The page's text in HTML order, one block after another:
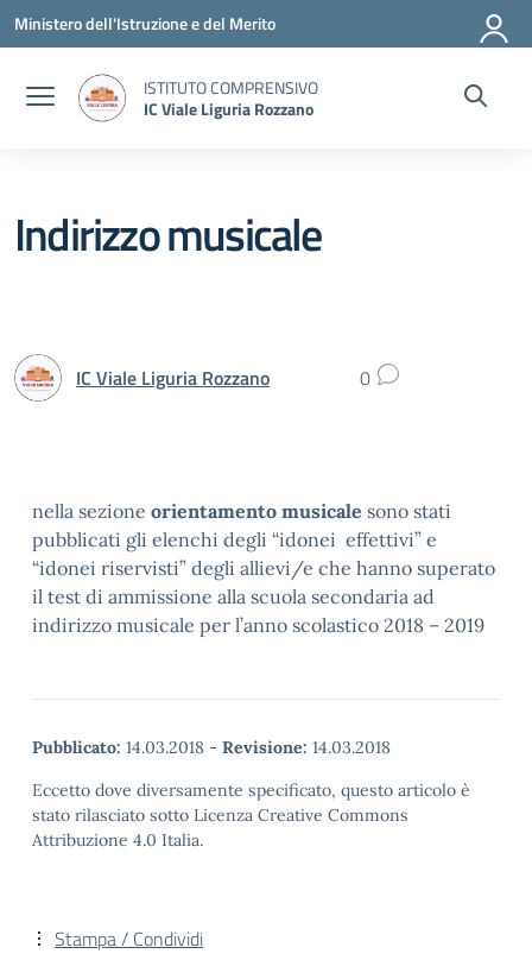
Vai ai contenuti
Vai al menu di navigazione
Vai al footer
Ministero dell'Istruzione e del Merito
ISTITUTO COMPRENSIVO
IC Viale Liguria Rozzano
Indirizzo musicale
IC Viale Liguria Rozzano 0
nella sezione orientamento musicale sono stati
pubblicati gli elenchi degli “idonei effettivi” e
“idonei riservisti” degli allievi/e che hanno superato
il test di ammissione alla scuola secondaria ad
indirizzo musicale per l’anno scolastico 2018 – 2019
Pubblicato: 14.03.2018 - Revisione: 14.03.2018
Eccetto dove diversamente specificato, questo articolo è
stato rilasciato sotto Licenza Creative Commons
Attribuzione 4.0 Italia.
Stampa / Condividi